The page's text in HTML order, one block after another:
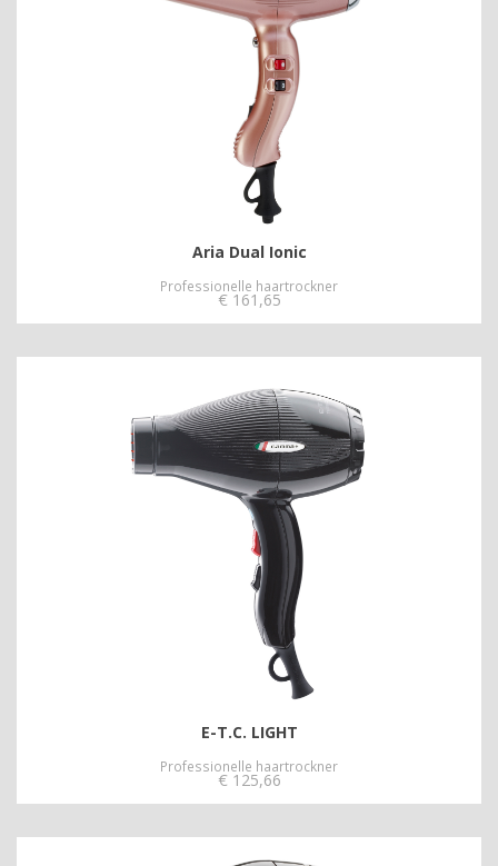
Aria Dual Ionic
Professionelle haartrockner
€ 161,65
E-T.C. LIGHT
Professionelle haartrockner
€ 125,66